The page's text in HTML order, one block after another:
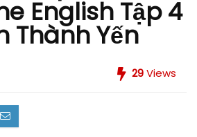
English Tập 4
Thành Yến
29Views